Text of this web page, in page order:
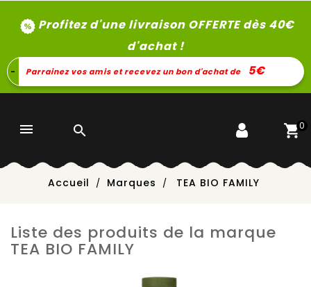
Profitez d'une livraison OFFERTE dès 40€
d'achat !
- Parrainez vos amis et recevez un bon d'achat de 5€
  0
Accueil Marques TEA BIO FAMILY
Liste des produits de la marque
TEA BIO FAMILY